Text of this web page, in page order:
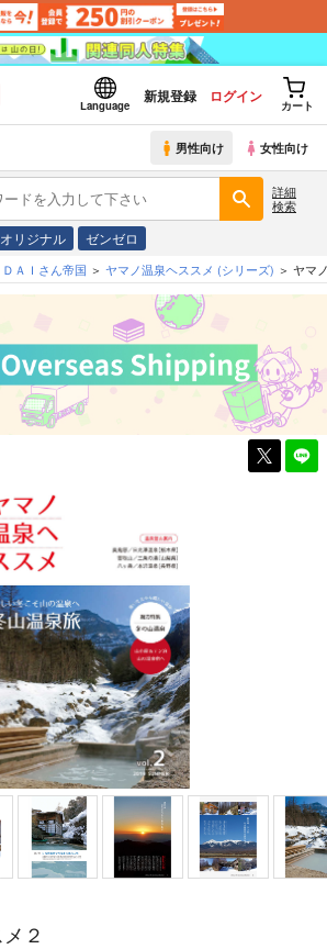
Language
新規登録 ログイン
カート
男性向け 女性向け
詳細
検索
オリジナル ゼンゼロ
ＤＡＩさん帝国 ヤマノ温泉ヘススメ (シリーズ) ヤマ
２